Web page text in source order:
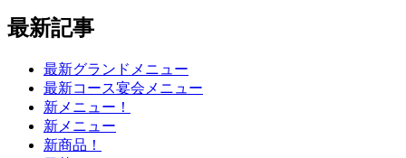
最新記事
最新グランドメニュー
最新コース宴会メニュー
新メニュー！
新メニュー
新商品！